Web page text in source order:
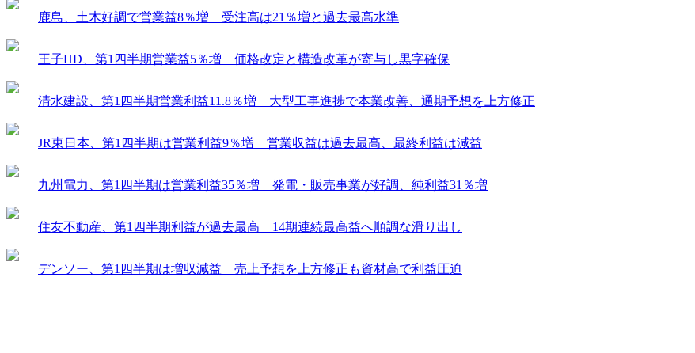
鹿島、土木好調で営業益8％増 受注高は21％増と過去最高水準
王子HD、第1四半期営業益5％増 価格改定と構造改革が寄与し黒字確保
清水建設、第1四半期営業利益11.8％増 大型工事進捗で本業改善、通期予想を上方修正
JR東日本、第1四半期は営業利益9％増 営業収益は過去最高、最終利益は減益
九州電力、第1四半期は営業利益35％増 発電・販売事業が好調、純利益31％増
住友不動産、第1四半期利益が過去最高 14期連続最高益へ順調な滑り出し
デンソー、第1四半期は増収減益 売上予想を上方修正も資材高で利益圧迫